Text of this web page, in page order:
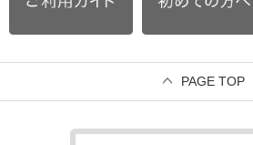
PAGE TOP